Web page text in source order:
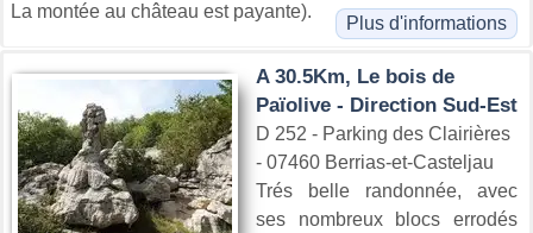
La montée au château est payante).
Plus d'informations
A 30.5Km, Le bois de
Païolive - Direction Sud-Est
D 252 - Parking des Clairières
- 07460 Berrias-et-Casteljau
Trés belle randonnée, avec
ses nombreux blocs errodés